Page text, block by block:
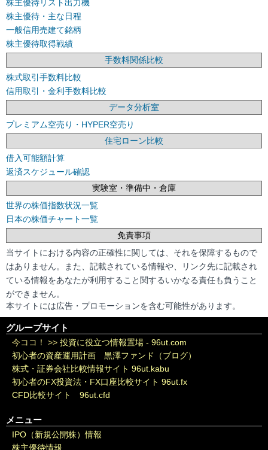
株主優待リスト出力機
株主優待・主な日程
一般信用売建て銘柄
株主優待取得戦績
手数料関係比較
株式取引手数料比較
信用取引・金利手数料比較
データ分析室
プレミアム空売り・HYPER空売り
住宅ローン比較
借入可能額計算
返済スケジュール確認
実験室・準備中・倉庫
世界の株価指数状況一覧
日本の株価チャート一覧
免責事項
当サイトにおける内容の正確性に関しては、それを保障するもので
はありません。また、記載されている情報や、リンク先に記載され
ている情報をあなたが利用すること関するいかなる責任も負うこと
ができません。
本サイトには広告・プロモーションを含む可能性があります。
グループサイト
今ココ！ >> 投資に役立つ情報置場 - 96ut.com
初心者の資産運用計画 黒澤ファンド（ブログ）
株式・証券会社比較情報サイト 96ut.kabu
初心者のFX投資法・FX口座比較サイト 96ut.fx
CFD比較サイト 96ut.cfd
メニュー
IPO（新規公開株）情報
株主優待情報